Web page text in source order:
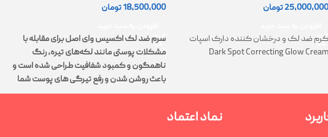
25,000,000تومان
کرم ضد لک و درخشان کننده دارک اسپات
Dark Spot Correcting Glow Cream
18,500,000تومان
سرم ضد لک اکسیس وای اصل برای مقابله با
مشکلات پوستی مانند لکه‌های تیره، رنگ
ناهمگون و کمبود شفافیت طراحی شده است و
باعث روشن شدن و رفع تیرگی های پوست شما
می‌شود.
نماد اعتماد